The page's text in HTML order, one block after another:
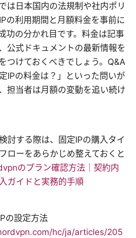
は日本国内の法規制や社内ポリ
の利用期間と月額料金を事前に
功の分かれ目です。料金は記事
公式ドキュメントの最新情報を
つけておくべきでしょう。Q&A
IPの料金は？」といった問いが
担当者は月額の変動を追い続け
討する際は、固定IPの購入タイ
ローをあらかじめ整えておくと
のプラン確認方法｜契約内
入ガイドと実務的手順
の設定方法
hc/ja/articles/205